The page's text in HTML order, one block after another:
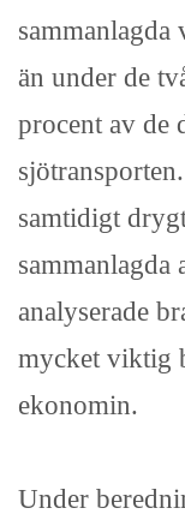
än under de
procent av de
samtidigt
sammanlagda
analyserade
mycket viktig
ekonomin.
Under